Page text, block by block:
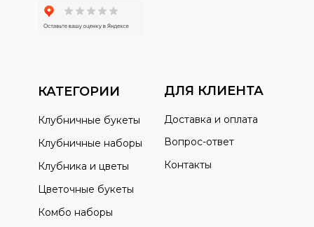
КАТЕГОРИИ ДЛЯ КЛИЕНТА
Клубничные букеты
Доставка и оплата
Вопрос-ответ
Контакты
Клубничные наборы
Клубника и цветы
Цветочные букеты
Комбо наборы